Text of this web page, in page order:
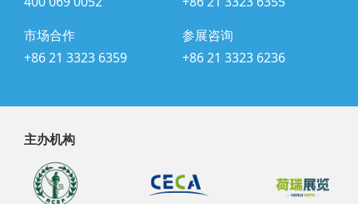
市场合作
+86 21 3323 6359
参展咨询
+86 21 3323 6236
主办机构